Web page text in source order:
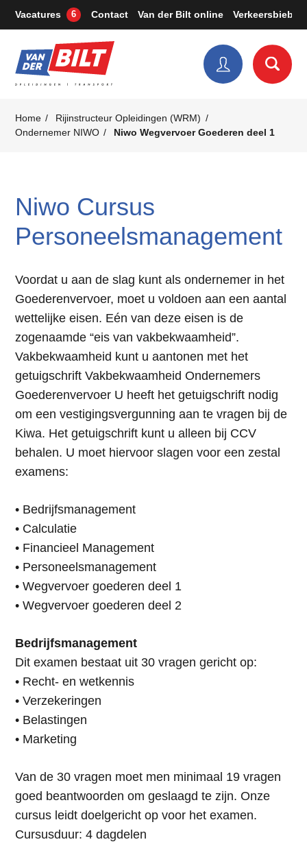
Vacatures 6 Contact Van der Bilt online Verkeersbieb
Home
Rijinstructeur Opleidingen (WRM)
Ondernemer NIWO
Niwo Wegvervoer Goederen deel 1
Niwo Cursus
Personeelsmanagement
Voordat u aan de slag kunt als ondernemer in het
Goederenvervoer, moet u voldoen aan een aantal
wettelijke eisen. Eén van deze eisen is de
zogenaamde “eis van vakbekwaamheid”.
Vakbekwaamheid kunt u aantonen met het
getuigschrift Vakbekwaamheid Ondernemers
Goederenvervoer U heeft het getuigschrift nodig
om een vestigingsvergunning aan te vragen bij de
Kiwa. Het getuigschrift kunt u alleen bij CCV
behalen. U moet hiervoor slagen voor een zestal
examens:
• Bedrijfsmanagement
• Calculatie
• Financieel Management
• Personeelsmanagement
• Wegvervoer goederen deel 1
• Wegvervoer goederen deel 2
Bedrijfsmanagement
Dit examen bestaat uit 30 vragen gericht op:
• Recht- en wetkennis
• Verzekeringen
• Belastingen
• Marketing
Van de 30 vragen moet men minimaal 19 vragen
goed beantwoorden om geslaagd te zijn. Onze
cursus leidt doelgericht op voor het examen.
Cursusduur: 4 dagdelen